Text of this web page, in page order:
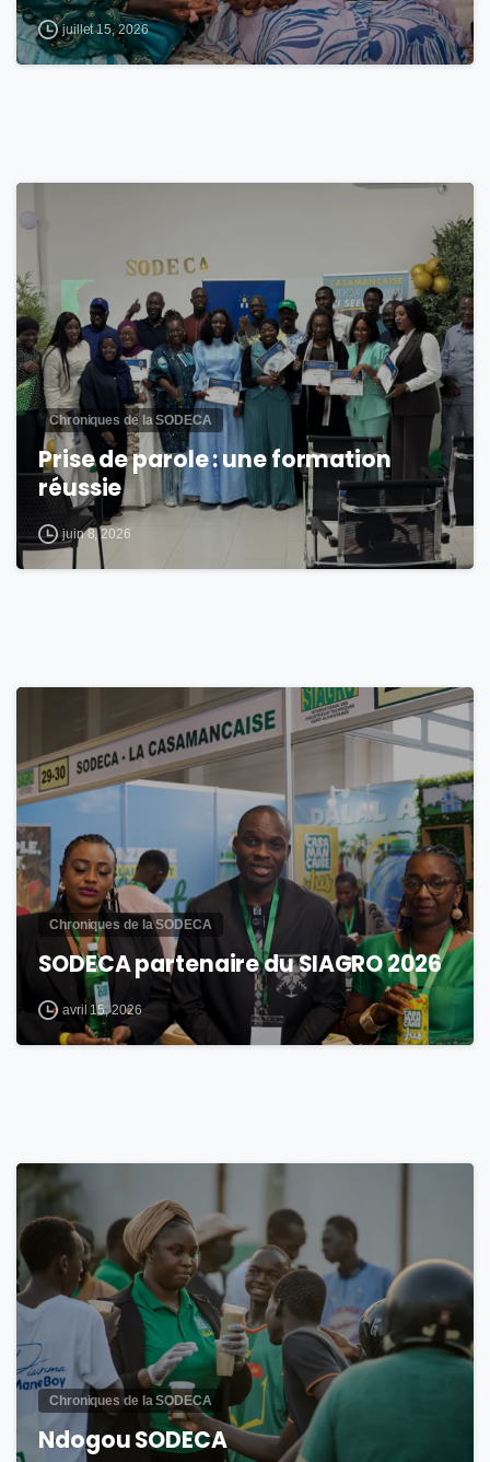
juillet 15, 2026
1
Chroniques de la SODECA
Prise de parole : une formation
réussie
juin 8, 2026
1
Chroniques de la SODECA
SODECA partenaire du SIAGRO 2026
avril 15, 2026
Chroniques de la SODECA
Ndogou SODECA